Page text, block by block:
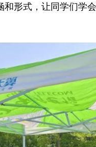
形式，让同学们学